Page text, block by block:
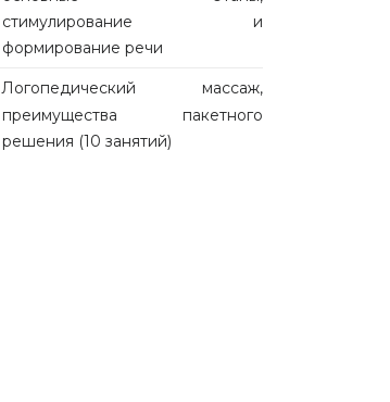
стимулирование и
формирование речи
Логопедический массаж,
преимущества пакетного
решения (10 занятий)